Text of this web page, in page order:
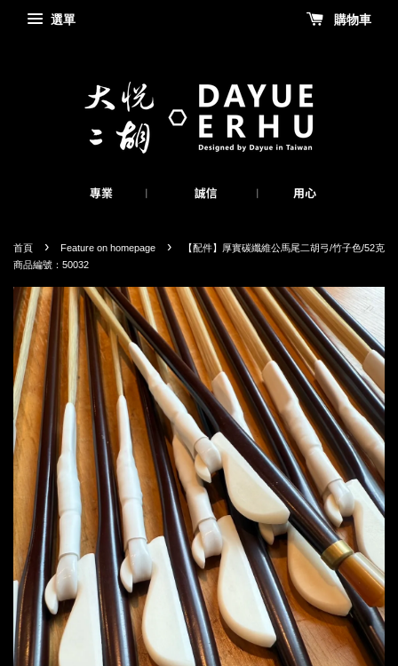
選單 購物車
首頁 › Feature on homepage ›
【配件】厚實碳纖維公馬尾二胡弓/竹子色/52克
商品編號：50032